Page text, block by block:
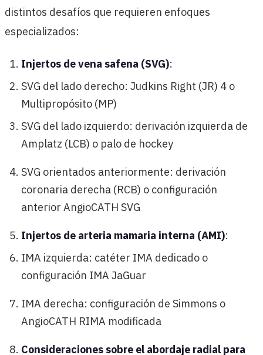
distintos desafíos que requieren enfoques
especializados:
Injertos de vena safena (SVG):
SVG del lado derecho: Judkins Right (JR) 4 o
Multipropósito (MP)
SVG del lado izquierdo: derivación izquierda de
Amplatz (LCB) o palo de hockey
SVG orientados anteriormente: derivación
coronaria derecha (RCB) o configuración
anterior AngioCATH SVG
Injertos de arteria mamaria interna (AMI):
IMA izquierda: catéter IMA dedicado o
configuración IMA JaGuar
IMA derecha: configuración de Simmons o
AngioCATH RIMA modificada
Consideraciones sobre el abordaje radial para